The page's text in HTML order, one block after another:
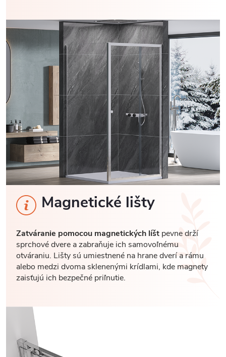
Magnetické lišty
Zatváranie pomocou magnetických líšt pevne drží
sprchové dvere a zabraňuje ich samovoľnému
otváraniu. Lišty sú umiestnené na hrane dverí a rámu
alebo medzi dvoma sklenenými krídlami, kde magnety
zaisťujú ich bezpečné priľnutie.